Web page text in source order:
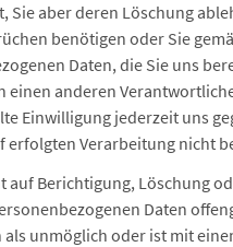
Sie aber deren Löschung
benötigen oder Sie
Daten, die Sie uns
einen anderen
Einwilligung jederzeit uns
erfolgten Verarbeitung nicht
auf Berichtigung, Löschung
Daten
als unmöglich oder ist mit